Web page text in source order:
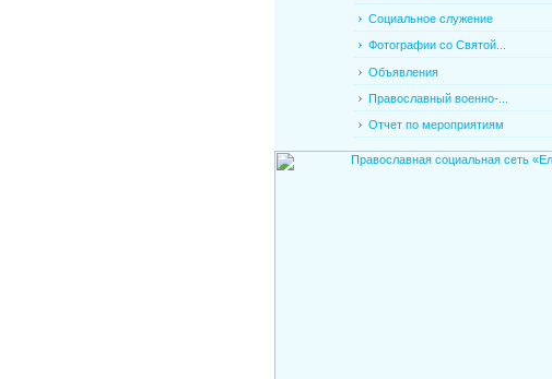
Социальное служение
Фотографии со Святой...
Объявления
Православный военно-...
Отчет по мероприятиям